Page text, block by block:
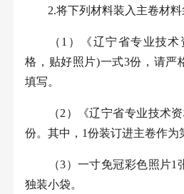
2.将下列材料装入主卷材料
（ 1 ）《辽宁省专业技术
格，贴好照片)一式3份，请严
填写。
（2 ）《辽宁省专业技术
份。其中， 1份装订进主卷作为
（3）一寸免冠彩色照片1
独装小袋。